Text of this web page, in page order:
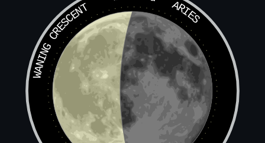
酆都总录院
本院今据某乡贯某人投词，为有邪鬼伤害人命事，辄具奏状
一方，函封印全。上诣北阴酆都大帝圣前呈进。有劳圣力，
特为通呈。须至申闻者。
右谨具状申请北阴酆都进奏院引进真官。伏望圣慈，允今所
ARIES
WANING CRESCENT